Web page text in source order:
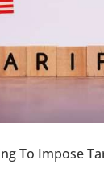
To Impose